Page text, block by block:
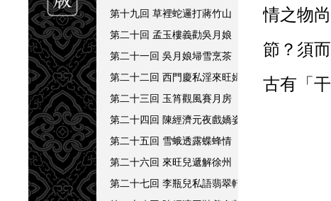
第十九回 草裡蛇邏打蔣竹山 李瓶兒情感西門慶
第二十回 孟玉樓義勸吳月娘 西門慶大閙麗春院
第二十一回 吳月娘埽雪烹茶 應伯爵替花勾使
第二十二回 西門慶私淫來旺婦 春梅正色罵李銘
第二十三回 玉筲觀風賽月房 金蓮竊聽藏春梅
第二十四回 陳經濟元夜戲嬌姿 惠祥怒詈來旺婦
第二十五回 雪蛾透露蝶蜂情 來旺醉謗西門慶
第二十六回 來旺兒遞解徐州 宋惠蓮含羞自縊
第二十七回 李瓶兒私語翡翠軒 潘金蓮醉閙葡萄架
情之物
節？須
古有「
鈎」、